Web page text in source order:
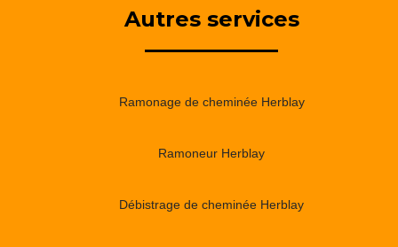
Autres services
Ramonage de cheminée Herblay
Ramoneur Herblay
Débistrage de cheminée Herblay